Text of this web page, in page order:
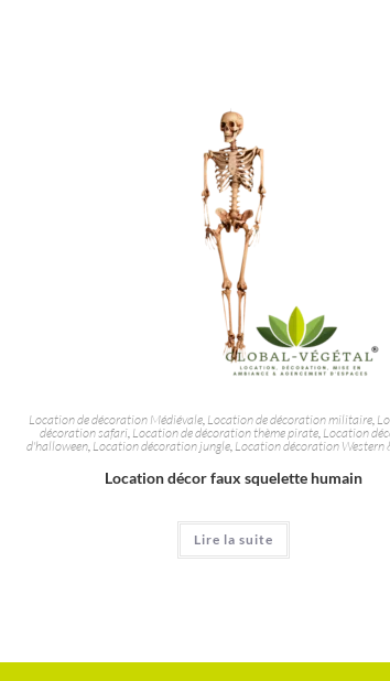
Location de décoration Médiévale Location de décoration militaire
décoration safari, Location de décoration thème pirate, Location
d'halloween Location décoration jungle Location décoration Western
Location décor faux squelette humain
Lire la suite